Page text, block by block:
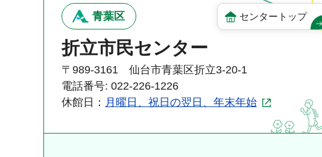
青葉区 センタートップ
折立市民センター
〒989-3161 仙台市青葉区折立3-20-1
電話番号: 022-226-1226
休館日： 月曜日、祝日の翌日、年末年始